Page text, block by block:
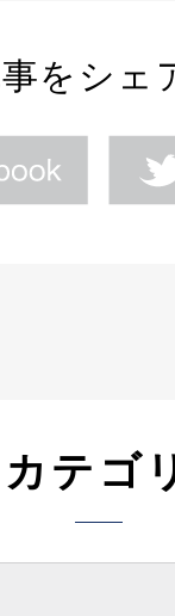
をシェ
カテゴ